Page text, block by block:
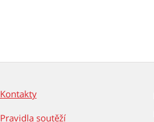
Kontakty
Pravidla soutěží